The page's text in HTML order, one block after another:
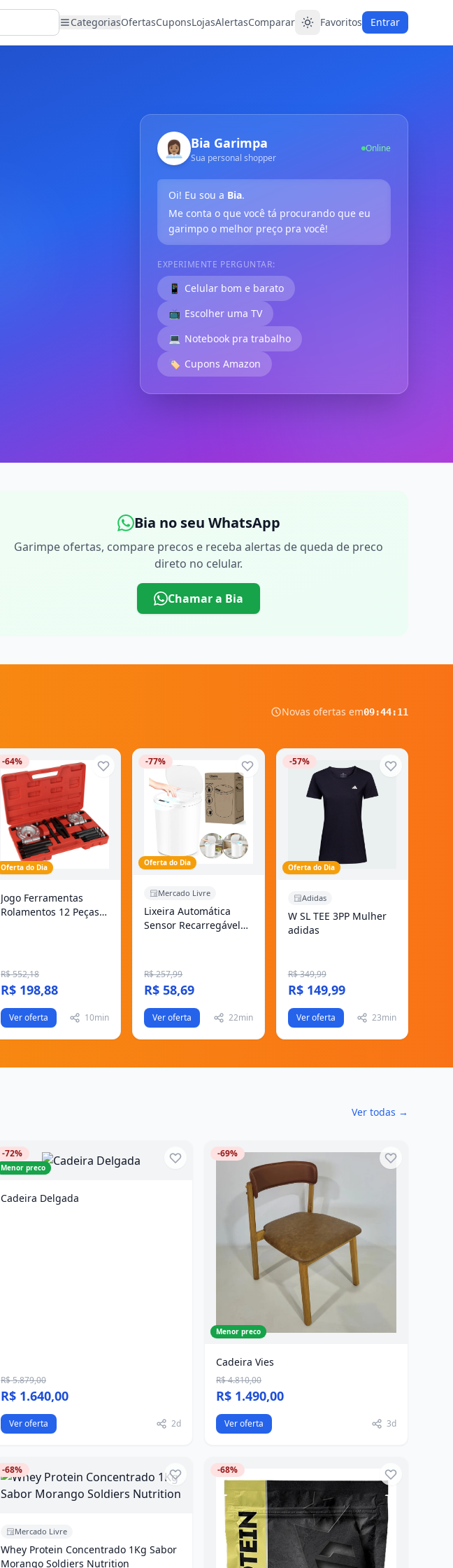
CategoriasOfertasCuponsLojasAlertasComparar Favoritos Entrar
👩🏽‍💼 Bia Garimpa
Sua personal shopper
Online
Oi! Eu sou a Bia.
Me conta o que você tá procurando que eu
garimpo o melhor preço pra você!
EXPERIMENTE PERGUNTAR:
📱 Celular bom e barato
📺 Escolher uma TV
💻 Notebook pra trabalho
🏷️ Cupons Amazon
Bia no seu WhatsApp
Garimpe ofertas, compare precos e receba alertas de queda de preco
direto no celular.
Chamar a Bia
Novas ofertas em09:44:10
-64%
Oferta do Dia
Jogo Ferramentas
Rolamentos 12 Peças
R$ 552,18
R$ 198,88
Ver oferta 10min
-77%
Oferta do Dia
Mercado Livre
Lixeira Automática
Sensor Recarregável
R$ 257,99
R$ 58,69
Ver oferta 22min
-57%
Oferta do Dia
Adidas
W SL TEE 3PP Mulher
adidas
R$ 349,99
R$ 149,99
Ver oferta 23min
Ver todas →
-72%
Menor preco
Cadeira Delgada
R$ 5.879,00
R$ 1.640,00
Ver oferta 2d
-69%
Menor preco
Cadeira Vies
R$ 4.810,00
R$ 1.490,00
Ver oferta 3d
-68%
Mercado Livre
Whey Protein Concentrado 1Kg Sabor
Morango Soldiers Nutrition
-68%